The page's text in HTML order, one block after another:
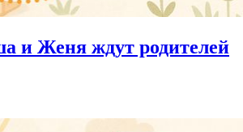
и Женя ждут родителей